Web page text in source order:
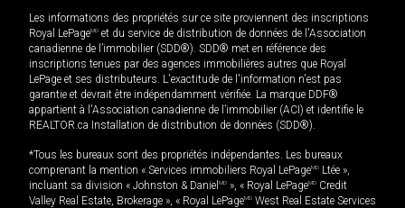
Les informations des propriétés sur ce site proviennent des inscriptions
Royal LePageMD et du service de distribution de données de l'Association
canadienne de l’immobilier (SDD®). SDD® met en référence des
inscriptions tenues par des agences immobilières autres que Royal
LePage et ses distributeurs. L'exactitude de l'information n'est pas
garantie et devrait être indépendamment vérifiée. La marque DDF®
appartient à l'Association canadienne de l’immobilier (ACI) et identifie le
REALTOR.ca Installation de distribution de données (SDD®).
*Tous les bureaux sont des propriétés indépendantes. Les bureaux
comprenant la mention « Services immobiliers Royal LePageMD Ltée »,
incluant sa division « Johnston & Daniel MD », « Royal LePageMD Credit
Valley Real Estate, Brokerage », « Royal LePageMD West Real Estate Services